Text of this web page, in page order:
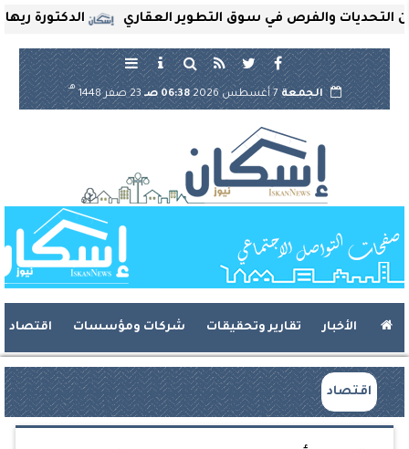
الدكتورة ريهام والفرص في سوق التطوير العقاري
الجمعة7 أغسطس 2026 06:38 صـ 23 صفر 1448
هـ
الأخبار تقارير وتحقيقات شركات ومؤسسات اقتصاد
اقتصاد